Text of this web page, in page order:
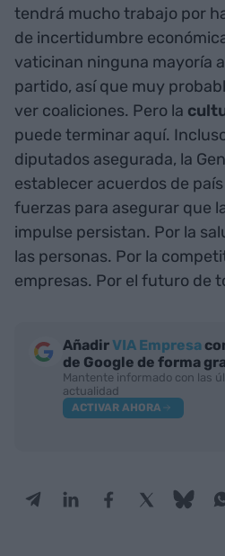
tendrá mucho trabajo por
de incertidumbre
vaticinan ninguna mayoría
partido, así que muy
ver coaliciones. Pero la
puede terminar aquí.
diputados asegurada, la
establecer acuerdos de
fuerzas para asegurar que
impulse persistan. Por la
las personas. Por la
empresas. Por el futuro de
AñadirVIA Empresa
de Google de forma
Mantente informado con las
actualidad
ACTIVAR AHORA